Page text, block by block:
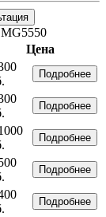
Цена
Подробнее
Подробнее
Подробнее
Подробнее
Подробнее